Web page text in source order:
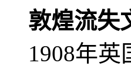
敦煌流失
1908年